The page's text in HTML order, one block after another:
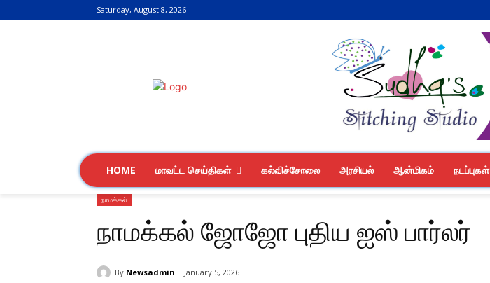
Saturday, August 8, 2026
HOME மாவட்ட செய்திகள் கல்விச்சோலை அரசியல் ஆன்மிகம் நடப்புகள்
நாமக்கல்
நாமக்கல் ஜோஜோ புதிய ஐஸ் பார்லர்
By Newsadmin January 5, 2026